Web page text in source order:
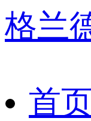
格兰
首